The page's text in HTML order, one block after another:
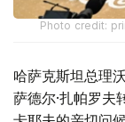
Photo credit:
哈萨克斯坦总理
萨德尔·扎帕罗夫